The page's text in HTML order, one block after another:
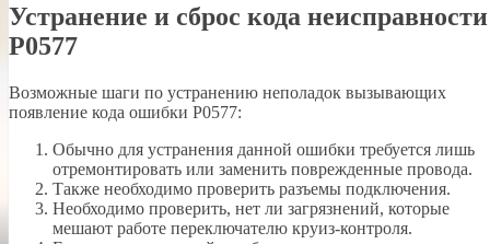
Устранение и сброс кода неисправности
P0577
Возможные шаги по устранению неполадок вызывающих
появление кода ошибки P0577:
Обычно для устранения данной ошибки требуется лишь
отремонтировать или заменить поврежденные провода.
Также необходимо проверить разъемы подключения.
Необходимо проверить, нет ли загрязнений, которые
мешают работе переключателю круиз-контроля.